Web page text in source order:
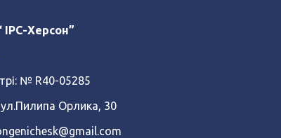
IPC-Херсон”
№ R40-05285
Орлика, 30